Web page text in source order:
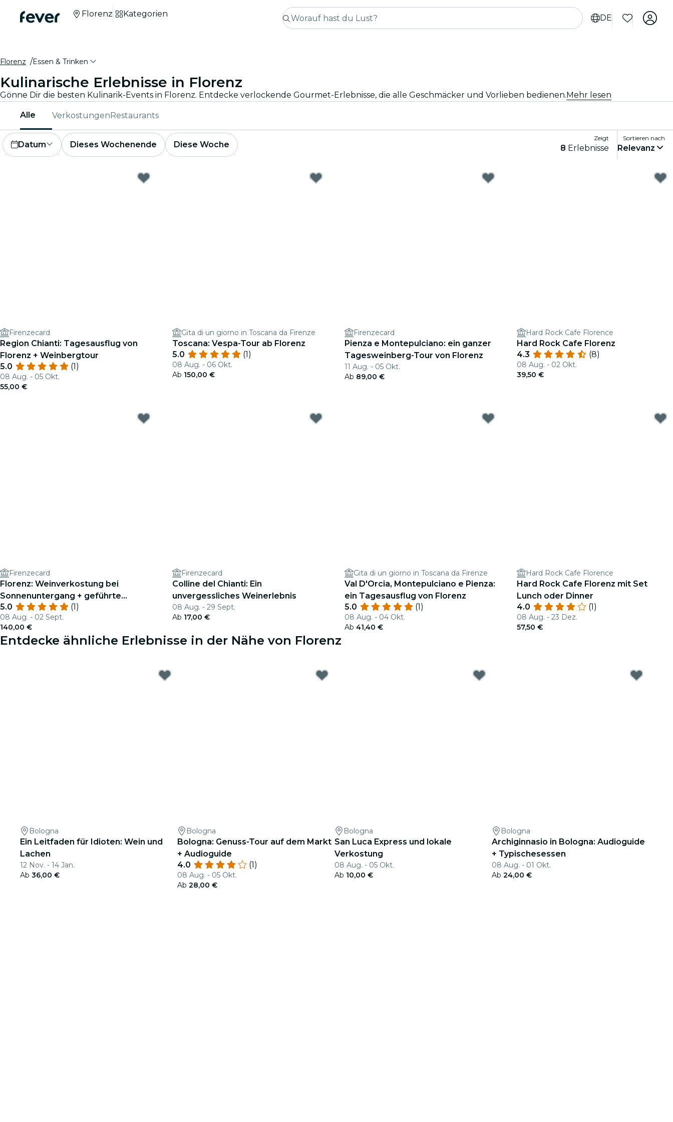
DE
Florenz Kategorien
Florenz Essen & Trinken
Kulinarische Erlebnisse in Florenz
Gönne Dir die besten Kulinarik-Events in Florenz. Entdecke verlockende Gourmet-Erlebnisse, die alle Geschmäcker und Vorlieben bedienen.Mehr lesen
Alle VerkostungenRestaurants
Datum Dieses Wochenende Diese Woche
Zeigt
8 Erlebnisse
Sortieren nach
Relevanz
Firenzecard
Region Chianti: Tagesausflug von
Florenz + Weinbergtour
5.0
(1)
08 Aug. - 05 Okt.
55,00 €
Gita di un giorno in Toscana da Firenze
Toscana: Vespa-Tour ab Florenz
5.0
(1)
08 Aug. - 06 Okt.
Ab 150,00 €
Firenzecard
Pienza e Montepulciano: ein ganzer
Tagesweinberg-Tour von Florenz
11 Aug. - 05 Okt.
Ab 89,00 €
Hard Rock Cafe Florence
Hard Rock Cafe Florenz
4.3
(8)
08 Aug. - 02 Okt.
39,50 €
Firenzecard
Florenz: Weinverkostung bei
Sonnenuntergang + geführte
Spaziergänge
5.0 (1)
08 Aug. - 02 Sept.
140,00 €
Firenzecard
Colline del Chianti: Ein
unvergessliches Weinerlebnis
08 Aug. - 29 Sept.
Ab 17,00 €
Gita di un giorno in Toscana da Firenze
Val D'Orcia, Montepulciano e Pienza:
ein Tagesausflug von Florenz
5.0
(1)
08 Aug. - 04 Okt.
Ab 41,40 €
Hard Rock Cafe Florence
Hard Rock Cafe Florenz mit Set
Lunch oder Dinner
4.0
(1)
08 Aug. - 23 Dez.
57,50 €
Entdecke ähnliche Erlebnisse in der Nähe von Florenz
Bologna
Ein Leitfaden für Idioten: Wein und
Lachen
12 Nov. - 14 Jan.
Ab 36,00 €
Bologna
Bologna: Genuss-Tour auf dem Markt
+ Audioguide
4.0
(1)
08 Aug. - 05 Okt.
Ab 28,00 €
Bologna
San Luca Express und lokale
Verkostung
08 Aug. - 05 Okt.
Ab 10,00 €
Bologna
Archiginnasio in Bologna: Audioguide
+ Typischesessen
08 Aug. - 01 Okt.
Ab 24,00 €